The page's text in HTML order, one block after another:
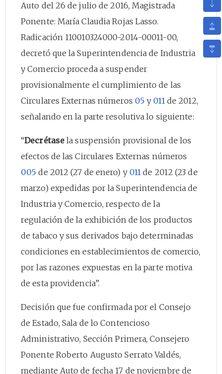
Auto del 26 de julio de 2016, Magistrada
Ponente: María Claudia Rojas Lasso.
Radicación 110010324000-2014-00011-00,
decretó que la Superintendencia de Industria
y Comercio proceda a suspender
provisionalmente el cumplimiento de las
Circulares Externas números 05 y 011de 2012,
señalando en la parte resolutiva lo siguiente:
“Decrétasela suspensión provisional de los
efectos de las Circulares Externas números
005 de 2012 (27 de enero) y 011 de 2012 (23 de
marzo) expedidas por la Superintendencia de
Industria y Comercio, respecto de la
regulación de la exhibición de los productos
de tabaco y sus derivados bajo determinadas
condiciones en establecimientos de comercio,
por las razones expuestas en la parte motiva
de esta providencia”.
Decisión que fue confirmada por el Consejo
de Estado, Sala de lo Contencioso
Administrativo, Sección Primera, Consejero
Ponente Roberto Augusto Serrato Valdés,
mediante Auto de fecha 17 de noviembre de